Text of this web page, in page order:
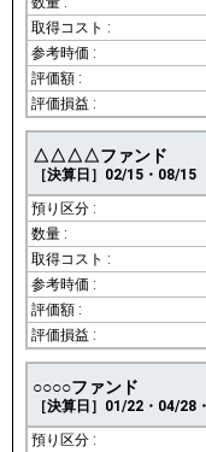
△△△△ファンド
［決算日］02/15・08/15
○○○○ファンド
［決算日］01/22・04/28